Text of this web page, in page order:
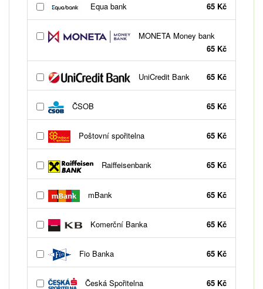
Equa bank 65 Kč
MONETA Money bank
65 Kč
UniCredit Bank 65 Kč
ČSOB 65 Kč
Poštovní spořitelna 65 Kč
Raiffeisenbank 65 Kč
mBank 65 Kč
Komerční Banka 65 Kč
Fio Banka 65 Kč
Česká Spořitelna 65 Kč